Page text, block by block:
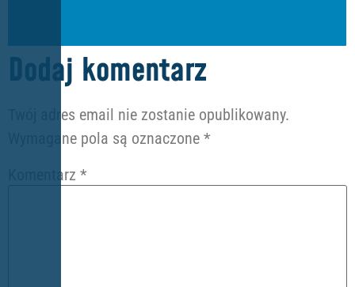
Dodaj komentarz
Twój adres email nie zostanie opublikowany.
Wymagane pola są oznaczone *
Komentarz *